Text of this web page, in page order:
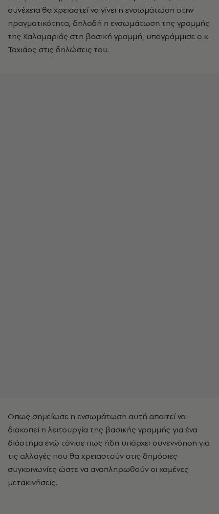
συνέχεια θα χρειαστεί να γίνει η ενσωμάτωση στην
πραγματικότητα, δηλαδή η ενσωμάτωση της γραμμής
της Καλαμαριάς στη βασική γραμμή, υπογράμμισε ο κ.
Ταχιάος στις δηλώσεις του.
Οπως σημείωσε η ενσωμάτωση αυτή απαιτεί να
διακοπεί η λειτουργία της βασικής γραμμής για ένα
διάστημα ενώ τόνισε πως ήδη υπάρχει συνεννόηση για
τις αλλαγές που θα χρειαστούν στις δημόσιες
συγκοινωνίες ώστε να αναπληρωθούν οι χαμένες
μετακινήσεις.